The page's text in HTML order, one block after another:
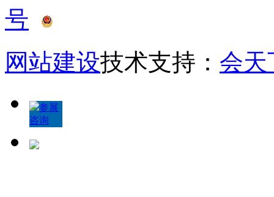
号
网站建设技术支持： 会天
参展
咨询